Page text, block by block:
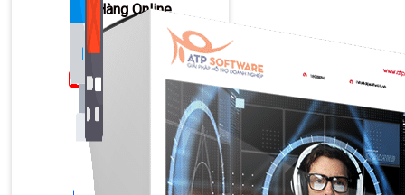
Bán Hàng Online
2,632 bài viết
New